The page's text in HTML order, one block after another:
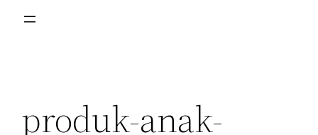
produk-anak-